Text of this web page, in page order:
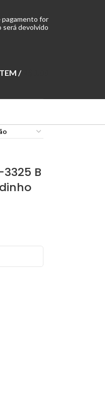
pagamento for
devolvido
/
B